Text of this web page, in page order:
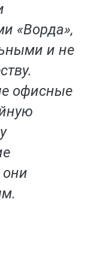
«Ворда»,
и не
офисные